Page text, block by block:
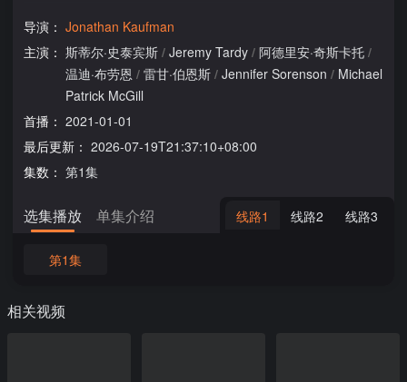
导演： Jonathan Kaufman
主演： 斯蒂尔·史泰宾斯 / Jeremy Tardy / 阿德里安·奇斯卡托 /
温迪·布劳恩 / 雷甘·伯恩斯 / Jennifer Sorenson / Michael
Patrick McGill
首播： 2021-01-01
最后更新： 2026-07-19T21:37:10+08:00
集数： 第1集
选集播放 单集介绍 线路1 线路2 线路3
第1集
相关视频